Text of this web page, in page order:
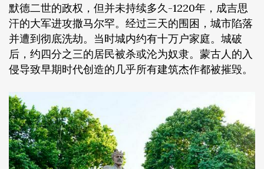
默德二世的政权，但并未持续多久-1220年，成吉思
汗的大军进攻撒马尔罕。经过三天的围困，城市陷落
并遭到彻底洗劫。当时城内约有十万户家庭。城破
后，约四分之三的居民被杀或沦为奴隶。蒙古人的入
侵导致早期时代创造的几乎所有建筑杰作都被摧毁。